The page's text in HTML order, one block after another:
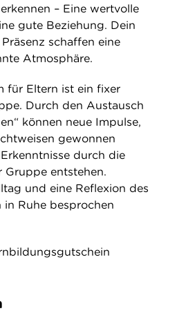
– Eine wertvolle
gute Beziehung. Dein
schaffen eine
Atmosphäre.
für Eltern ist ein fixer
Durch den Austausch
können neue Impulse,
gewonnen
durch die
entstehen.
und eine Reflexion des
Ruhe besprochen